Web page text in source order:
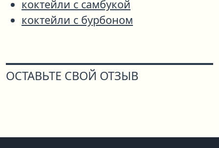
коктейли с самбукой
коктейли с бурбоном
ОСТАВЬТЕ СВОЙ ОТЗЫВ